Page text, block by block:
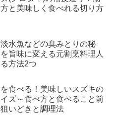
と美味しく食べれる切り方
水魚などの臭みとりの秘
旨味に変える元割烹料理人
方法2つ
食べる！美味しいスズキの
ズ～食べ方と食べること前
いどきと調理法